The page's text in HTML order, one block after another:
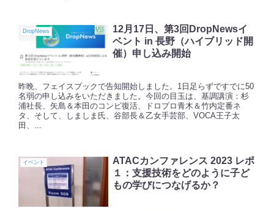
DropNews
12月17日、第3回DropNewsイ
ベント in 長野（ハイブリッド開
催）申し込み開始
昨晩、フェイスブックで告知開始しました。1日足らずですでに50
名弱の申し込みをいただきました。今回の目玉は、基調講演：杉
浦社長、矢島＆本田のコンビ復活、ドロプロ青木＆竹内定番ネ
タ、そして、しましま氏、谷部長＆乙女手芸部、VOCA王子太
田、...
イベント
ATACカンファレンス 2023 レポ
１：支援技術をどのように子ど
もの学びにつなげるか？